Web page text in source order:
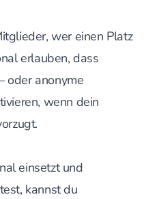
wer einen Platz
erlauben, dass
oder anonyme
wenn dein
einsetzt und
kannst du